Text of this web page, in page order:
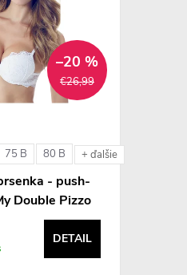
€26,99
–20 %
75 B 80 B + ďalšie
- push-
Double Pizzo
DETAIL